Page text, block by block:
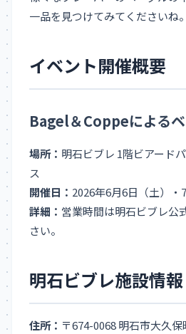
一品を見つけてみてくださいね。
イベント開催概要
Bagel＆Coppeによる
場所： 明石ビブレ 1階ビアード
ス
開催日： 2026年6月6日（土）・7
詳細： 営業時間は明石ビブレ公
さい。
明石ビブレ施設情報
住所： 〒674-0068 明石市大久